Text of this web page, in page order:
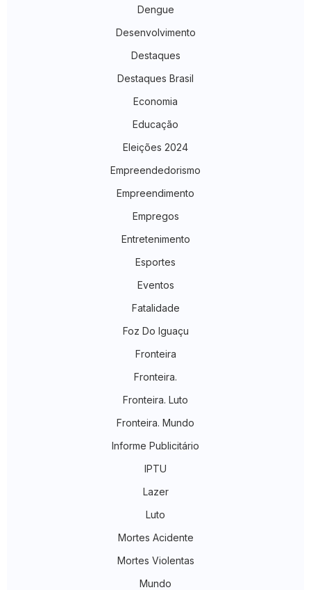
Dengue
Desenvolvimento
Destaques
Destaques Brasil
Economia
Educação
Eleições 2024
Empreendedorismo
Empreendimento
Empregos
Entretenimento
Esportes
Eventos
Fatalidade
Foz Do Iguaçu
Fronteira
Fronteira.
Fronteira. Luto
Fronteira. Mundo
Informe Publicitário
IPTU
Lazer
Luto
Mortes Acidente
Mortes Violentas
Mundo